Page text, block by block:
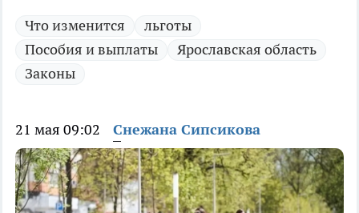
Что изменится
льготы
Пособия и выплаты
Ярославская область
Законы
21 мая 09:02 Снежана Сипсикова